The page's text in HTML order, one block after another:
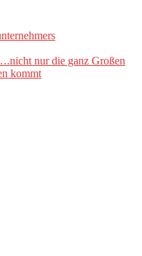
nur die ganz Großen
kommt